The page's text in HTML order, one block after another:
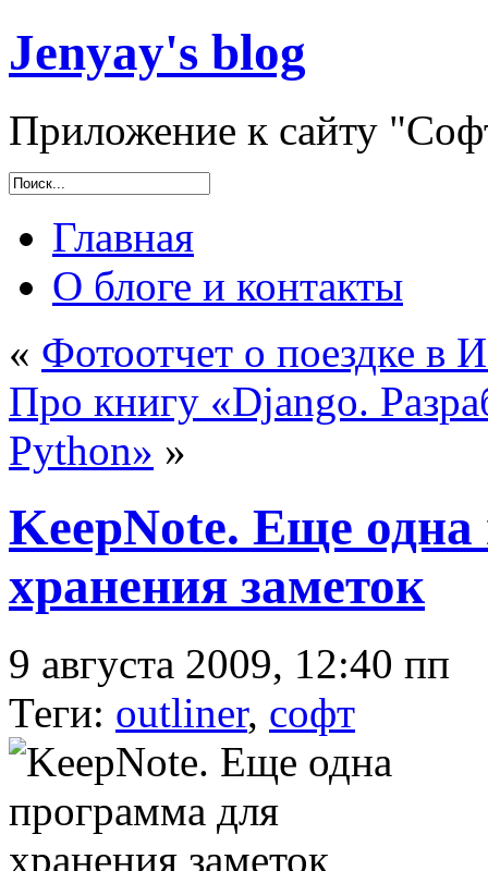
Jenyay's blog
Приложение к сайту
Главная
О блоге и контакты
« Фотоотчет о поездке в
Про книгу «Django.
Python» »
KeepNote. Еще
хранения заметок
9 августа 2009, 12:40 пп
Теги: outliner, софт